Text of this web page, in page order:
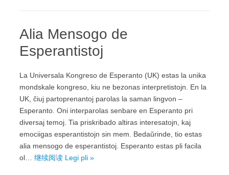
Alia Mensogo de
Esperantistoj
La Universala Kongreso de Esperanto (UK) estas la unika
mondskale kongreso, kiu ne bezonas interpretistojn. En la
UK, ĉiuj partoprenantoj parolas la saman lingvon –
Esperanto. Oni interparolas senbare en Esperanto pri
diversaj temoj. Tia priskribado altiras interesatojn, kaj
emociigas esperantistojn sin mem. Bedaŭrinde, tio estas
alia mensogo de esperantistoj. Esperanto estas pli facila
ol… 继续阅读 Legi pli »